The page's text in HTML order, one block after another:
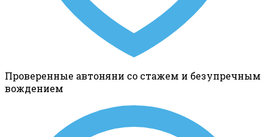
Проверенные автоняни со стажем и безупречным
вождением